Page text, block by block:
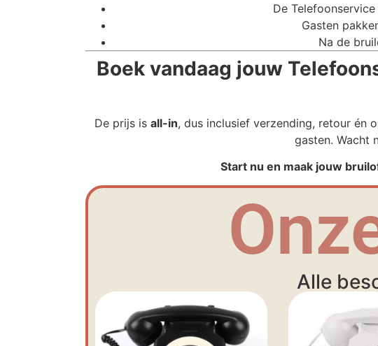
De
Gasten
Na de
Boek vandaag jouw
De prijs is all-in, dus inclusief verzending, retour én
gasten. Wacht
Start nu en maak jouw
Alle